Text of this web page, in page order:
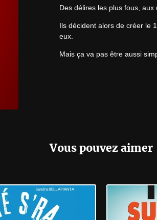
Des délires les plus fous,
Ils décident alors de créer le
eux.
Mais ça va pas être aussi
Vous pouvez aimer